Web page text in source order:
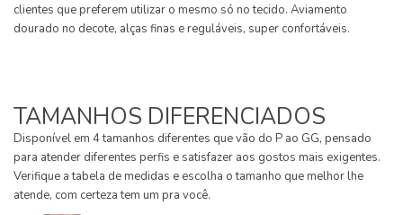
clientes que preferem utilizar o mesmo só no tecido. Aviamento
dourado no decote, alças finas e reguláveis, super confortáveis.
TAMANHOS DIFERENCIADOS
Disponível em 4 tamanhos diferentes que vão do P ao GG, pensado
para atender diferentes perfis e satisfazer aos gostos mais exigentes.
Verifique a tabela de medidas e escolha o tamanho que melhor lhe
atende, com certeza tem um pra você.